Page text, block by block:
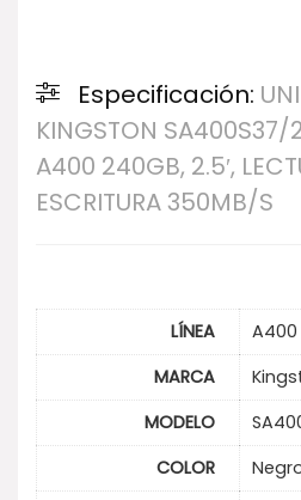
Especificación:
KINGSTON
A400 240GB, 2.5′,
ESCRITURA 350MB/S
LÍNEA
A400
MARCA
MODELO
COLOR